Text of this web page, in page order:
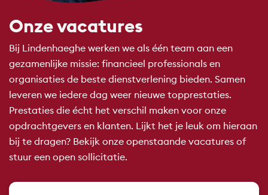
Onze vacatures
Bij Lindenhaeghe werken we als één team aan een
gezamenlijke missie: financieel professionals en
organisaties de beste dienstverlening bieden. Samen
leveren we iedere dag weer nieuwe topprestaties.
Prestaties die écht het verschil maken voor onze
opdrachtgevers en klanten. Lijkt het je leuk om hieraan
bij te dragen? Bekijk onze openstaande vacatures of
stuur een open sollicitatie.